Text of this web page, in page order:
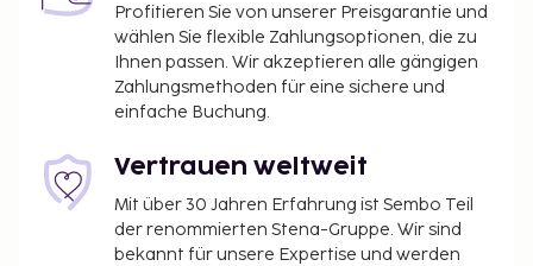
Profitieren Sie von unserer Preisgarantie und
wählen Sie flexible Zahlungsoptionen, die zu
Ihnen passen. Wir akzeptieren alle gängigen
Zahlungsmethoden für eine sichere und
einfache Buchung.
Vertrauen weltweit
Mit über 30 Jahren Erfahrung ist Sembo Teil
der renommierten Stena-Gruppe. Wir sind
bekannt für unsere Expertise und werden